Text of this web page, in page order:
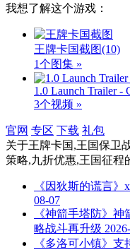
我想了解这个游戏：
王牌卡国截图(10)
1个图集 »
1.0 Launch Trailer -
3个视频 »
官网 专区 下载 礼包
关于王牌卡国,王国保卫
策略,九折优惠,王国征程
《因狄斯的谎言》
08-07
《神箭手塔防》
略战斗再升级
《多洛可小镇》支